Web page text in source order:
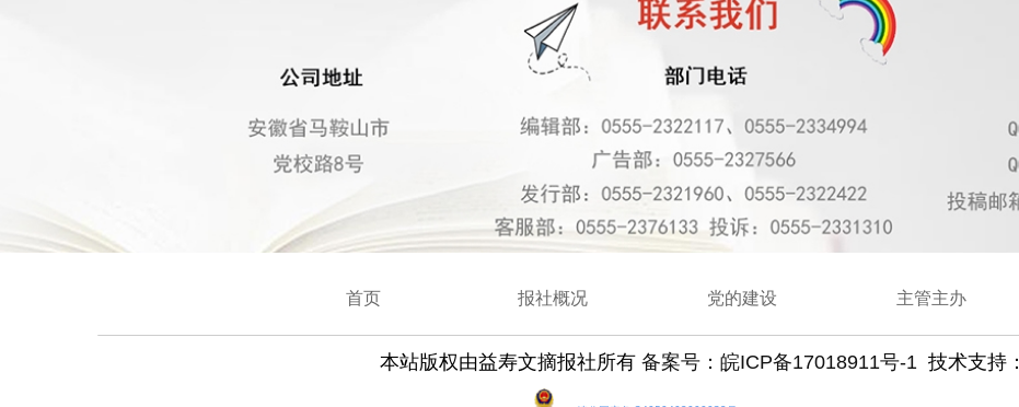
本站版权由益寿文摘报社所有 备案号：皖ICP备17018911号-1 技术支持：
首页 报社概况 党的建设 主管主办